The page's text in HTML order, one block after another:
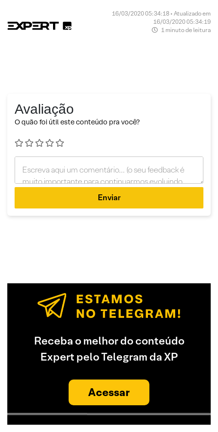
16/03/2020 05:34:18 • Atualizado em
16/03/2020 05:34:19
1 minuto de leitura
Avaliação
O quão foi útil este conteúdo pra você?
Enviar
Receba o melhor do conteúdo
Expert pelo Telegram da XP
Acessar